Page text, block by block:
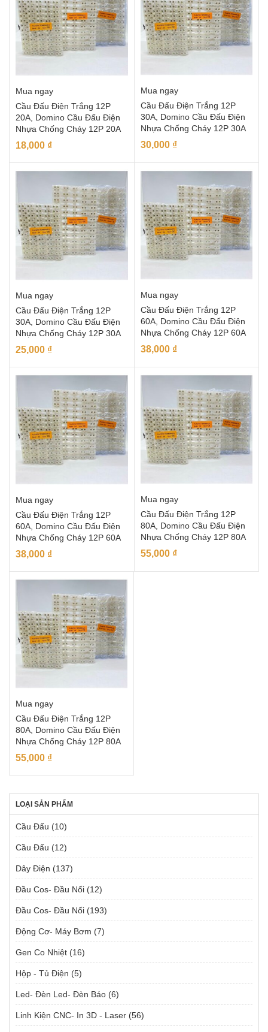
Mua ngay
Cầu Đấu Điện Trắng 12P
20A, Domino Cầu Đấu Điện
Nhựa Chống Cháy 12P 20A
18,000 ₫
Mua ngay
Cầu Đấu Điện Trắng 12P
30A, Domino Cầu Đấu Điện
Nhựa Chống Cháy 12P 30A
30,000 ₫
Mua ngay
Cầu Đấu Điện Trắng 12P
30A, Domino Cầu Đấu Điện
Nhựa Chống Cháy 12P 30A
25,000 ₫
Mua ngay
Cầu Đấu Điện Trắng 12P
60A, Domino Cầu Đấu Điện
Nhựa Chống Cháy 12P 60A
38,000 ₫
Mua ngay
Cầu Đấu Điện Trắng 12P
60A, Domino Cầu Đấu Điện
Nhựa Chống Cháy 12P 60A
38,000 ₫
Mua ngay
Cầu Đấu Điện Trắng 12P
80A, Domino Cầu Đấu Điện
Nhựa Chống Cháy 12P 80A
55,000 ₫
Mua ngay
Cầu Đấu Điện Trắng 12P
80A, Domino Cầu Đấu Điện
Nhựa Chống Cháy 12P 80A
55,000 ₫
LOẠI SẢN PHẨM
Cầu Đấu (10)
Cầu Đấu (12)
Dây Điện (137)
Đầu Cos- Đầu Nối (12)
Đầu Cos- Đầu Nối (193)
Động Cơ- Máy Bơm (7)
Gen Co Nhiệt (16)
Hộp - Tủ Điện (5)
Led- Đèn Led- Đèn Báo (6)
Linh Kiện CNC- In 3D - Laser (56)